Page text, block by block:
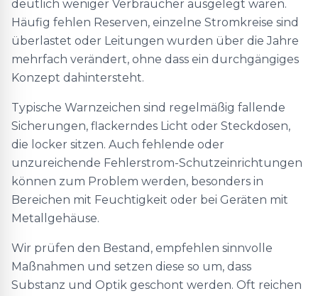
deutlich weniger Verbraucher ausgelegt waren.
Häufig fehlen Reserven, einzelne Stromkreise sind
überlastet oder Leitungen wurden über die Jahre
mehrfach verändert, ohne dass ein durchgängiges
Konzept dahintersteht.
Typische Warnzeichen sind regelmäßig fallende
Sicherungen, flackerndes Licht oder Steckdosen,
die locker sitzen. Auch fehlende oder
unzureichende Fehlerstrom-Schutzeinrichtungen
können zum Problem werden, besonders in
Bereichen mit Feuchtigkeit oder bei Geräten mit
Metallgehäuse.
Wir prüfen den Bestand, empfehlen sinnvolle
Maßnahmen und setzen diese so um, dass
Substanz und Optik geschont werden. Oft reichen